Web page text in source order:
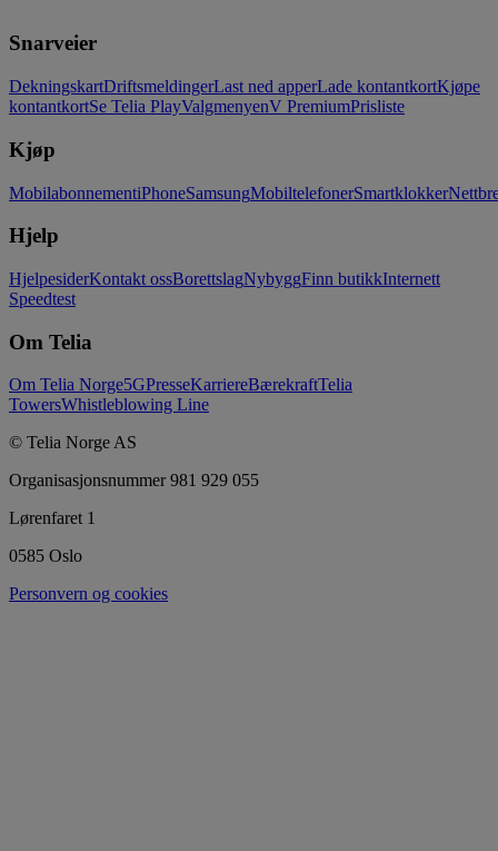
Snarveier
DekningskartDriftsmeldingerLast ned apperLade kontantkortKjøpe
kontantkortSe Telia PlayValgmenyenV PremiumPrisliste
Kjøp
MobilabonnementiPhoneSamsungMobiltelefonerSmartklokker
Hjelp
HjelpesiderKontakt ossBorettslagNybyggFinn butikkInternett
Speedtest
Om Telia
Om Telia Norge5GPresseKarriereBærekraftTelia
TowersWhistleblowing Line
© Telia Norge AS
Organisasjonsnummer 981 929 055
Lørenfaret 1
0585 Oslo
Personvern og cookies